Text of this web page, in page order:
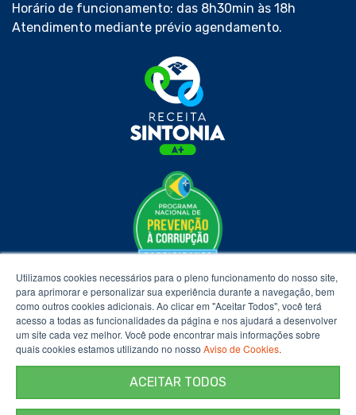
Horário de funcionamento: das 8h30min às 18h
Atendimento mediante prévio agendamento.
Utilizamos cookies necessários para o pleno funcionamento do nosso site,
para aprimorar e personalizar sua experiência durante a navegação, bem
como outros cookies adicionais. Ao clicar em "Aceitar Todos", você terá
acesso a todas as funcionalidades da página e nos ajudará a desenvolver
um site cada vez melhor. Você pode encontrar mais informações sobre
quais cookies estamos utilizando no nosso Aviso de Cookies.
ACEITAR TODOS